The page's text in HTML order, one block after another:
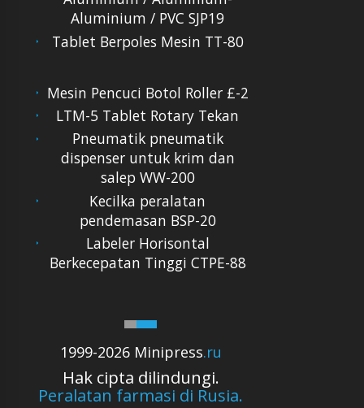
Aluminium / PVC SJP19
Tablet Berpoles Mesin TT-80
1999-2026 Minipress.ru
Hak cipta dilindungi.
Peralatan farmasi di Rusia.
Mesin Pencuci Botol Roller £-2
LTM-5 Tablet Rotary Tekan
Pneumatik pneumatik
dispenser untuk krim dan
salep WW-200
Kecilka peralatan
pendemasan BSP-20
Labeler Horisontal
Berkecepatan Tinggi CTPE-88